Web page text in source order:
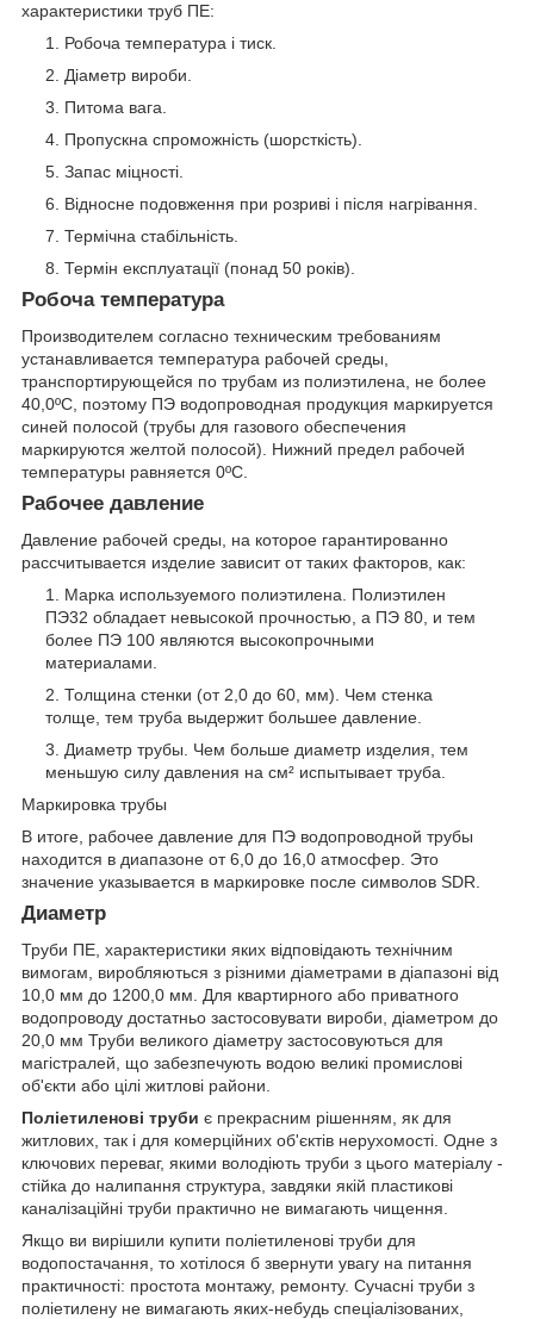
характеристики труб ПЕ:
Робоча температура і тиск.
Діаметр вироби.
Питома вага.
Пропускна спроможність (шорсткість).
Запас міцності.
Відносне подовження при розриві і після нагрівання.
Термічна стабільність.
Термін експлуатації (понад 50 років).
Робоча температура
Производителем согласно техническим требованиям
устанавливается температура рабочей среды,
транспортирующейся по трубам из полиэтилена, не более
40,0ºС, поэтому ПЭ водопроводная продукция маркируется
синей полосой (трубы для газового обеспечения
маркируются желтой полосой). Нижний предел рабочей
температуры равняется 0ºС.
Рабочее давление
Давление рабочей среды, на которое гарантированно
рассчитывается изделие зависит от таких факторов, как:
Марка используемого полиэтилена. Полиэтилен
ПЭ32 обладает невысокой прочностью, а ПЭ 80, и тем
более ПЭ 100 являются высокопрочными
материалами.
Толщина стенки (от 2,0 до 60, мм). Чем стенка
толще, тем труба выдержит большее давление.
Диаметр трубы. Чем больше диаметр изделия, тем
меньшую силу давления на см² испытывает труба.
Маркировка трубы
В итоге, рабочее давление для ПЭ водопроводной трубы
находится в диапазоне от 6,0 до 16,0 атмосфер. Это
значение указывается в маркировке после символов SDR.
Диаметр
Труби ПЕ, характеристики яких відповідають технічним
вимогам, виробляються з різними діаметрами в діапазоні від
10,0 мм до 1200,0 мм. Для квартирного або приватного
водопроводу достатньо застосовувати вироби, діаметром до
20,0 мм Труби великого діаметру застосовуються для
магістралей, що забезпечують водою великі промислові
об'єкти або цілі житлові райони.
Поліетиленові труби є прекрасним рішенням, як для
житлових, так і для комерційних об'єктів нерухомості. Одне з
ключових переваг, якими володіють труби з цього матеріалу -
стійка до налипання структура, завдяки якій пластикові
каналізаційні труби практично не вимагають чищення.
Якщо ви вирішили купити поліетиленові труби для
водопостачання, то хотілося б звернути увагу на питання
практичності: простота монтажу, ремонту. Сучасні труби з
поліетилену не вимагають яких-небудь спеціалізованих,